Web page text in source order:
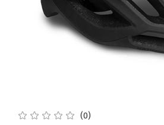
(0)